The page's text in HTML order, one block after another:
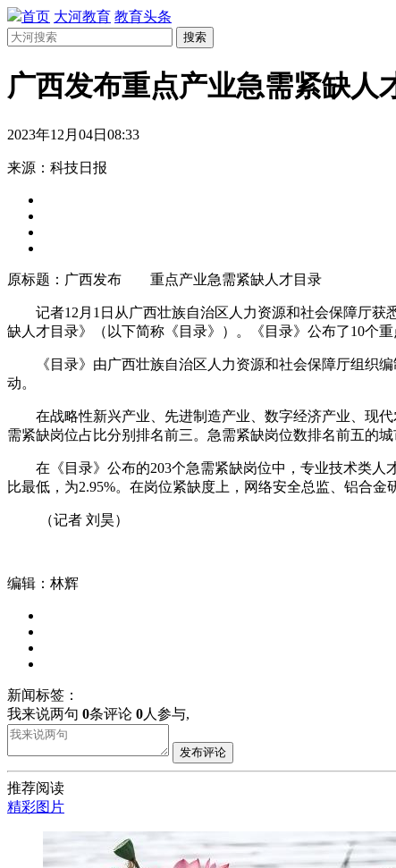
首页 大河教育 教育头条
搜索
广西发布重点产业急需紧缺人
2023年12月04日08:33
来源：科技日报
原标题：广西发布 重点产业急需紧缺人才目录
记者12月1日从广西壮族自治区人力资源和社会保障厅
缺人才目录》（以下简称《目录》）。《目录》公布了10个重
《目录》由广西壮族自治区人力资源和社会保障厅组织
动。
在战略性新兴产业、先进制造产业、数字经济产业、现
需紧缺岗位占比分别排名前三。急需紧缺岗位数排名前五的
在《目录》公布的203个急需紧缺岗位中，专业技术类人
比最低，为2.95%。在岗位紧缺度上，网络安全总监、铝合
（记者 刘昊）
编辑：林辉
新闻标签：
我来说两句 0条评论 0人参与,
发布评论
推荐阅读